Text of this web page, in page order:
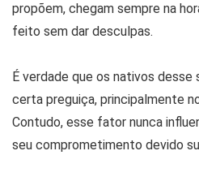
propõem, chegam sempre na
feito sem dar desculpas.
É verdade que os nativos
certa preguiça, principalmente
Contudo, esse fator nunca
seu comprometimento devido